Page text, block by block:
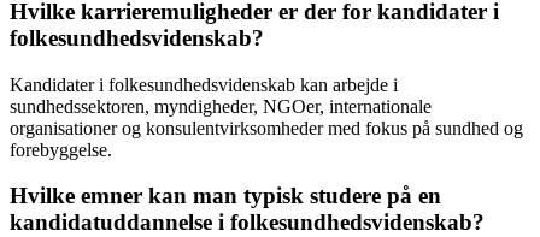
Hvilke karrieremuligheder er der for kandidater i
folkesundhedsvidenskab?
Kandidater i folkesundhedsvidenskab kan arbejde i
sundhedssektoren, myndigheder, NGOer, internationale
organisationer og konsulentvirksomheder med fokus på sundhed og
forebyggelse.
Hvilke emner kan man typisk studere på en
kandidatuddannelse i folkesundhedsvidenskab?